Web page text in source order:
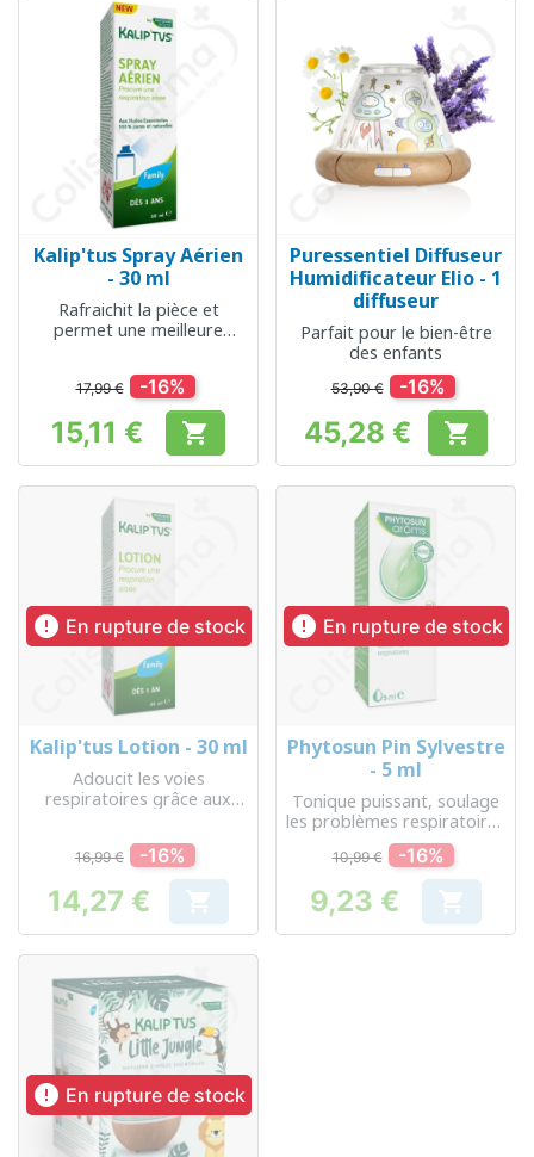
Kalip'tus Spray Aérien
- 30 ml
Rafraichit la pièce et
permet une meilleure
17,99 € -16%
Prix
15,11 € 
Puressentiel Diffuseur
Humidificateur Elio - 1
diffuseur
Parfait pour le bien-être
des enfants
53,90 € -16%
Prix
45,28 € 
 En rupture de stock
Kalip'tus Lotion - 30 ml
Adoucit les voies
respiratoires grâce aux
16,99 € -16%
Prix
14,27 € 
 En rupture de stock
Phytosun Pin Sylvestre
- 5 ml
Tonique puissant, soulage
les problèmes respiratoires
et élimine les mauvaises
odeurs
10,99 € -16%
Prix
9,23 € 
 En rupture de stock